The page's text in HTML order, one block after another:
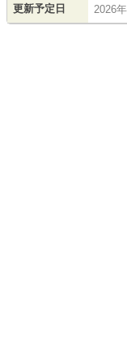
更新予定日 2026